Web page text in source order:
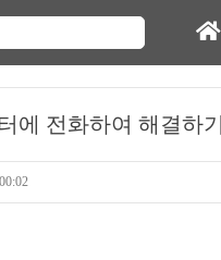
에 전화하여 해결하기